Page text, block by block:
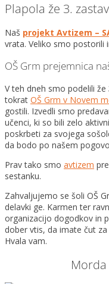
Plapola že 3.
Naš projekt Avtizem –
vrata. Veliko smo postorili
OŠ Grm prejemnica
V teh dneh smo podelili že
tokrat OŠ Grm v Novem
gostili. Izvedli smo
učenci, ki so bili zelo
poskrbeti za svojega
da bodo po našem
Prav tako smo avtizem
sestanku.
Zahvaljujemo se šoli OŠ
delavki ge. Karmen ter
organizacijo dogodkov in
dober vtis, da imate čut
Hvala vam.